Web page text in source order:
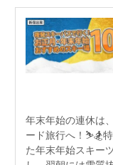
年末年始の連休は
ード旅行へ！⛷️🏂
た年末年始スキー